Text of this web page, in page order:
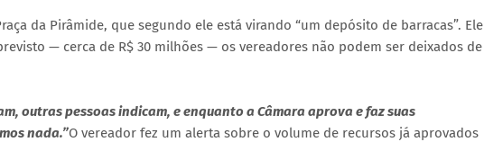
da Pirâmide, que segundo ele está virando “um depósito de barracas”. Ele
— cerca de R$ 30 milhões — os vereadores não podem ser deixados de
outras pessoas indicam, e enquanto a Câmara aprova e faz suas
nada.”O vereador fez um alerta sobre o volume de recursos já aprovados